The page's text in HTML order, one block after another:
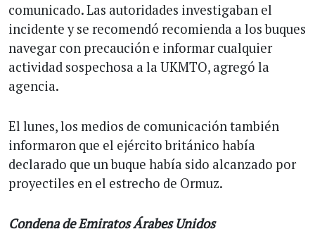
comunicado. Las autoridades investigaban el
incidente y se recomendó recomienda a los buques
navegar con precaución e informar cualquier
actividad sospechosa a la UKMTO, agregó la
agencia.
El lunes, los medios de comunicación también
informaron que el ejército británico había
declarado que un buque había sido alcanzado por
proyectiles en el estrecho de Ormuz.
Condena de Emiratos Árabes Unidos